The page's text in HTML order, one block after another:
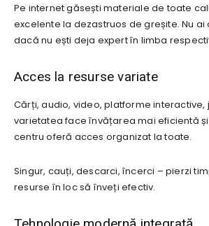
Pe internet găsești materiale de toate
excelente la dezastruos de greșite. Nu
dacă nu ești deja expert în limba
Acces la resurse variate
Cărți, audio, video, platforme interactive,
varietatea face învățarea mai eficientă și
centru oferă acces organizat la toate.
Singur, cauți, descarci, încerci – pierzi
resurse în loc să înveți efectiv.